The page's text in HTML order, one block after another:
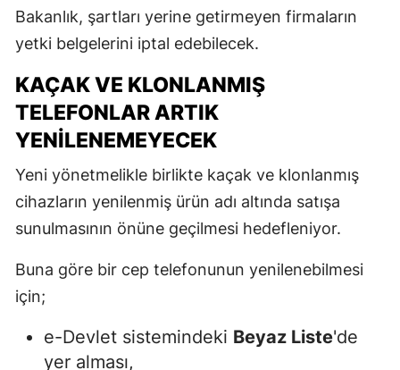
Bakanlık, şartları yerine getirmeyen firmaların
yetki belgelerini iptal edebilecek.
KAÇAK VE KLONLANMIŞ
TELEFONLAR ARTIK
YENILENEMEYECEK
Yeni yönetmelikle birlikte kaçak ve klonlanmış
cihazların yenilenmiş ürün adı altında satışa
sunulmasının önüne geçilmesi hedefleniyor.
Buna göre bir cep telefonunun yenilenebilmesi
için;
e-Devlet sistemindeki Beyaz Liste'de
yer alması,